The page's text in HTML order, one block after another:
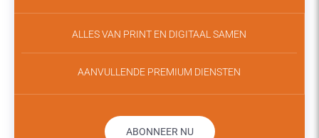
ALLES VAN PRINT EN DIGITAAL SAMEN
AANVULLENDE PREMIUM DIENSTEN
ABONNEER NU